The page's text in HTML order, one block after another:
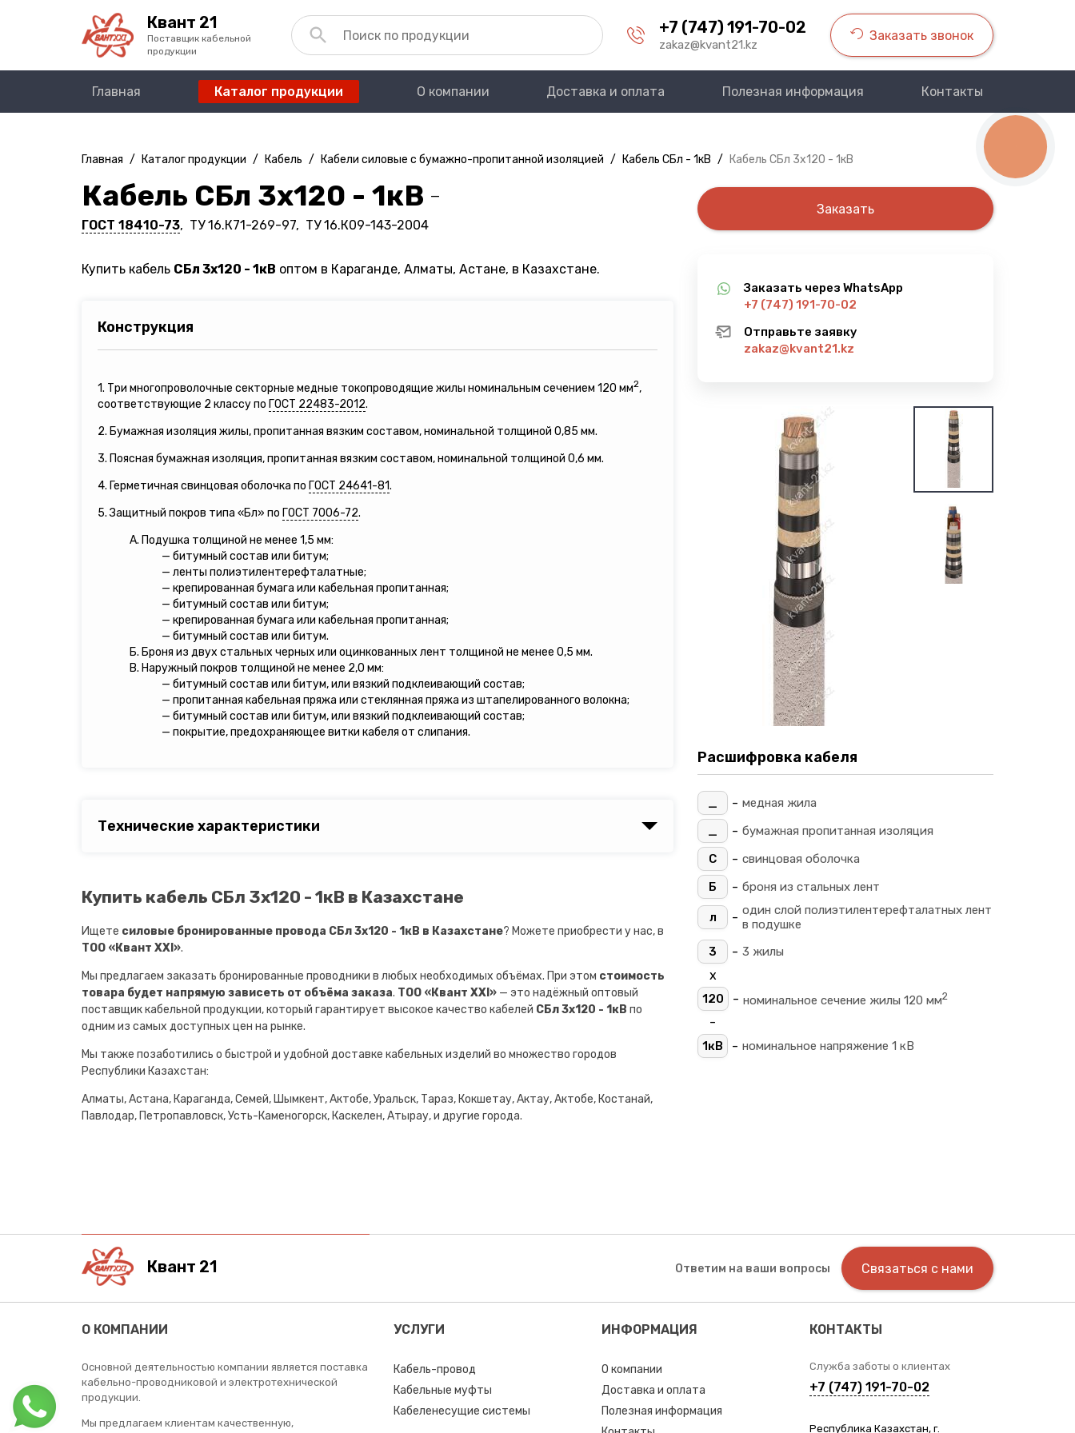
Квант 21
Поставщик кабельной
продукции
+7 (747) 191-70-02
zakaz@kvant21.kz
Заказать звонок
Главная Каталог продукции О компании Доставка и оплата Полезная информация Контакты
Главная / Каталог продукции / Кабель / Кабели силовые с бумажно-пропитанной изоляцией / Кабель СБл - 1кВ / Кабель СБл 3х120 - 1кВ
Кабель СБл 3х120 - 1кВ —
ГОСТ 18410-73, ТУ 16.К71-269-97, ТУ 16.К09-143-2004
Купить кабель СБл 3х120 - 1кВ оптом в Караганде, Алматы, Астане, в Казахстане.
Конструкция
1. Три многопроволочные секторные медные токопроводящие жилы номинальным сечением 120 мм2,
соответствующие 2 классу по ГОСТ 22483-2012.
2. Бумажная изоляция жилы, пропитанная вязким составом, номинальной толщиной 0,85 мм.
3. Поясная бумажная изоляция, пропитанная вязким составом, номинальной толщиной 0,6 мм.
4. Герметичная свинцовая оболочка по ГОСТ 24641-81.
5. Защитный покров типа «Бл» по ГОСТ 7006-72.
А. Подушка толщиной не менее 1,5 мм:
— битумный состав или битум;
— ленты полиэтилентерефталатные;
— крепированная бумага или кабельная пропитанная;
— битумный состав или битум;
— крепированная бумага или кабельная пропитанная;
— битумный состав или битум.
Б. Броня из двух стальных черных или оцинкованных лент толщиной не менее 0,5 мм.
В. Наружный покров толщиной не менее 2,0 мм:
— битумный состав или битум, или вязкий подклеивающий состав;
— пропитанная кабельная пряжа или стеклянная пряжа из штапелированного волокна;
— битумный состав или битум, или вязкий подклеивающий состав;
— покрытие, предохраняющее витки кабеля от слипания.
Технические характеристики
Купить кабель СБл 3х120 - 1кВ в Казахстане
Ищете силовые бронированные провода СБл 3х120 - 1кВ в Казахстане? Можете приобрести у нас, в
ТОО «Квант XXI».
Мы предлагаем заказать бронированные проводники в любых необходимых объёмах. При этом стоимость
товара будет напрямую зависеть от объёма заказа. ТОО «Квант XXI» — это надёжный оптовый
поставщик кабельной продукции, который гарантирует высокое качество кабелей СБл 3х120 - 1кВ по
одним из самых доступных цен на рынке.
Мы также позаботились о быстрой и удобной доставке кабельных изделий во множество городов
Республики Казахстан:
Алматы, Астана, Караганда, Семей, Шымкент, Актобе, Уральск, Тараз, Кокшетау, Актау, Актобе, Костанай,
Павлодар, Петропавловск, Усть-Каменогорск, Каскелен, Атырау, и другие города.
Заказать
Заказать через WhatsApp
+7 (747) 191-70-02
Отправьте заявку
zakaz@kvant21.kz
Расшифровка кабеля
_ - медная жила
_
- бумажная пропитанная изоляция
С
- свинцовая оболочка
Б
- броня из стальных лент
л - один слой полиэтилентерефталатных лент
в подушке
3
- 3 жилы
х
120 - номинальное сечение жилы 120 мм2
-
1кВ - номинальное напряжение 1 кВ
Квант 21 Ответим на ваши вопросы Связаться с нами
О КОМПАНИИ
Основной деятельностью компании является поставка
кабельно-проводниковой и электротехнической
продукции.
Мы предлагаем клиентам качественную,
УСЛУГИ
Кабель-провод
Кабельные муфты
Кабеленесущие системы
ИНФОРМАЦИЯ
О компании
Доставка и оплата
Полезная информация
КОНТАКТЫ
Служба заботы о клиентах
+7 (747) 191-70-02
Республика Казахстан, г.